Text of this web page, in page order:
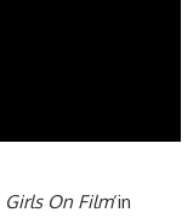
Girls On Film‘in